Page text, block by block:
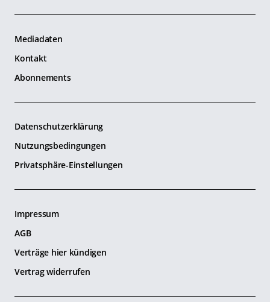
Mediadaten
Kontakt
Abonnements
Datenschutzerklärung
Nutzungsbedingungen
Privatsphäre-Einstellungen
Impressum
AGB
Verträge hier kündigen
Vertrag widerrufen